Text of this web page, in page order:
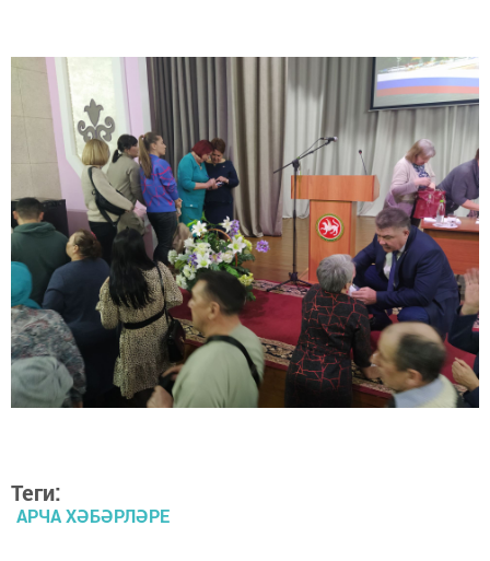
Теги:
АРЧА ХӘБӘРЛӘРЕ